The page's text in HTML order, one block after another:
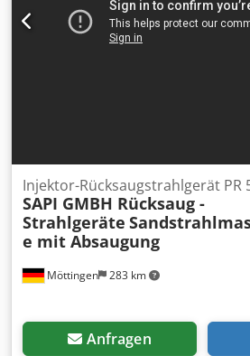
Möttingen 283 km
Injektor-Rücksaugstrahlgerät PR
SAPI GMBH Rücksaug -
Strahlgeräte
e mit Absaugung
Anfragen